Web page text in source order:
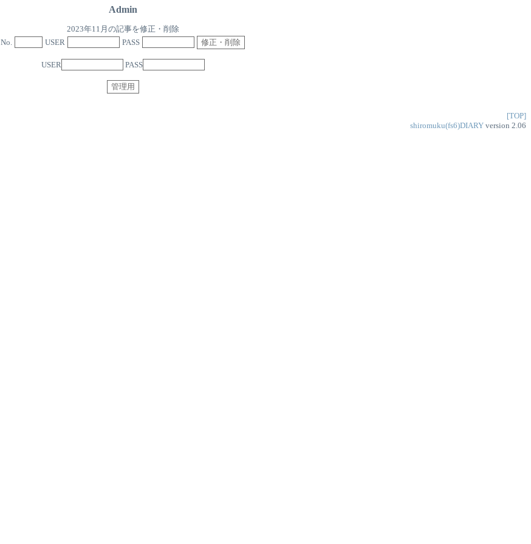
Admin
2023年11月の記事を修正・削除
No.
USER PASS
USER PASS
[TOP]
shiromuku(fs6)DIARY version 2.06